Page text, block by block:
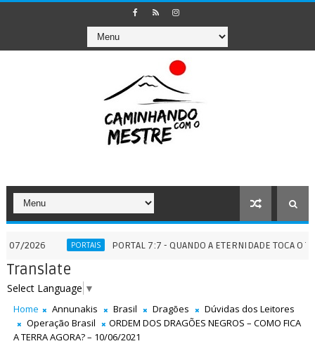
PORTAIS PORTAL 7:7 - QUANDO A ETERNIDADE TOCA O TEMPO -
Translate
Select Language ▼
Home Annunakis Brasil Dragões
Dúvidas dos Leitores
Operação Brasil
ORDEM DOS DRAGÕES NEGROS – COMO FICA
A TERRA AGORA? – 10/06/2021